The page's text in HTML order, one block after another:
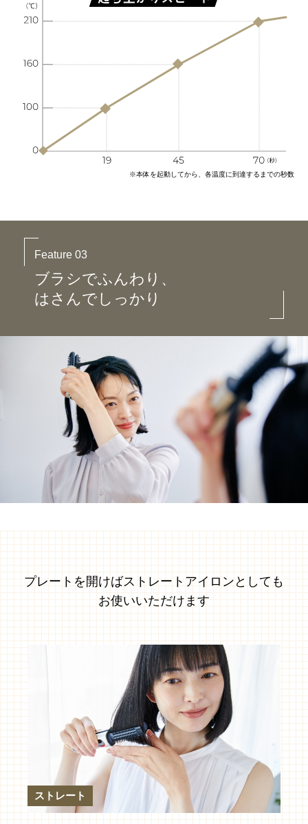
※本体を起動してから、各温度に到達するまでの秒数
Feature 03
ブラシでふんわり、
はさんでしっかり
プレートを開けばストレートアイロンとしても
お使いいただけます
ストレート